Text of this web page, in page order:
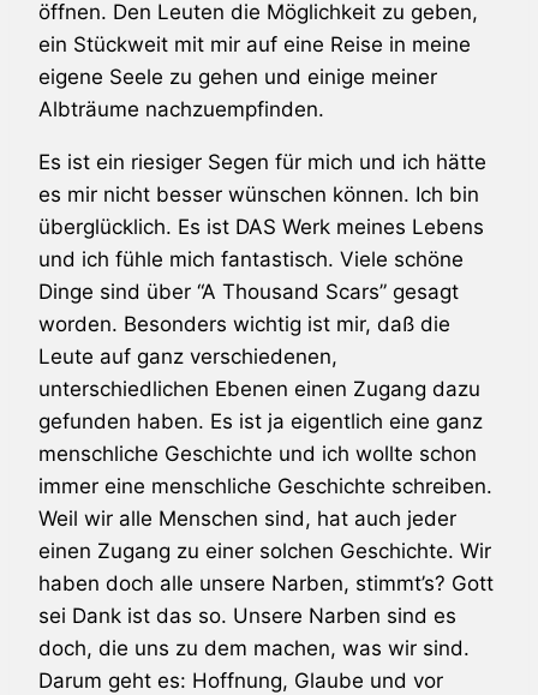
öffnen. Den Leuten die Möglichkeit zu geben,
ein Stückweit mit mir auf eine Reise in meine
eigene Seele zu gehen und einige meiner
Albträume nachzuempfinden.
Es ist ein riesiger Segen für mich und ich hätte
es mir nicht besser wünschen können. Ich bin
überglücklich. Es ist DAS Werk meines Lebens
und ich fühle mich fantastisch. Viele schöne
Dinge sind über “A Thousand Scars” gesagt
worden. Besonders wichtig ist mir, daß die
Leute auf ganz verschiedenen,
unterschiedlichen Ebenen einen Zugang dazu
gefunden haben. Es ist ja eigentlich eine ganz
menschliche Geschichte und ich wollte schon
immer eine menschliche Geschichte schreiben.
Weil wir alle Menschen sind, hat auch jeder
einen Zugang zu einer solchen Geschichte. Wir
haben doch alle unsere Narben, stimmt’s? Gott
sei Dank ist das so. Unsere Narben sind es
doch, die uns zu dem machen, was wir sind.
Darum geht es: Hoffnung, Glaube und vor